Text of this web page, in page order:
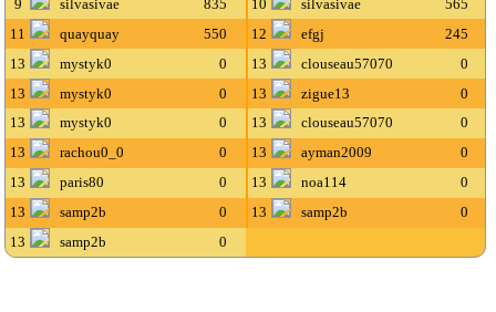
9
silvasivae 835 10 silvasivae
565
11
quayquay 550 12 efgj
245
13
mystyk0 0 13 clouseau57070
0
13
mystyk0 0 13 zigue13
0
13
mystyk0 0 13 clouseau57070
0
13
rachou0_0 0 13 ayman2009
0
13
paris80 0 13 noa114
0
13
samp2b 0 13 samp2b
0
13
samp2b 0